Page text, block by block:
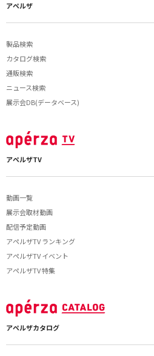
アペルザ
製品検索
カタログ検索
通販検索
ニュース検索
展示会DB(データベース)
アペルザTV
動画一覧
展示会取材動画
配信予定動画
アペルザTV ランキング
アペルザTV イベント
アペルザTV 特集
アペルザカタログ